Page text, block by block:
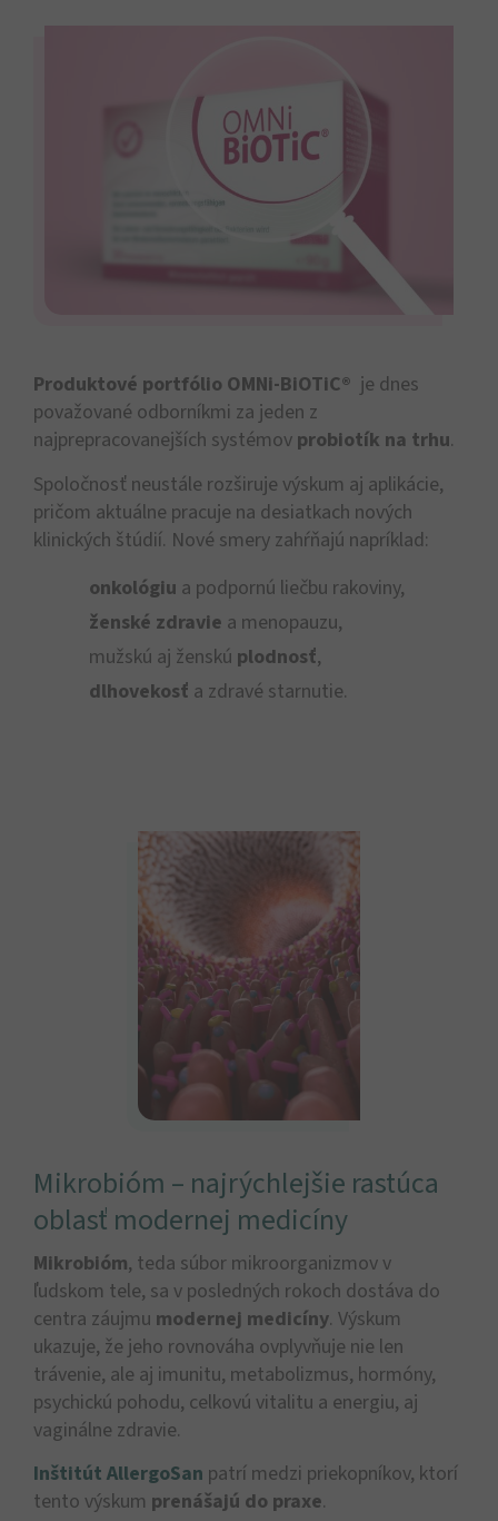
Produktové portfólio OMNi-BiOTiC® ​ je dnes
považované odborníkmi za jeden z
najprepracovanejších systémov probiotík na trhu.
Spoločnosť neustále rozširuje výskum aj aplikácie,
pričom aktuálne pracuje na desiatkach nových
klinických štúdií. Nové smery zahŕňajú napríklad:
onkológiu a podpornú liečbu rakoviny,
ženské zdravie a menopauzu,
mužskú aj ženskú plodnosť,
dlhovekosť a zdravé starnutie.
Mikrobióm – najrýchlejšie rastúca
oblasť modernej medicíny
Mikrobióm, teda súbor mikroorganizmov v
ľudskom tele, sa v posledných rokoch dostáva do
centra záujmu modernej medicíny. Výskum
ukazuje, že jeho rovnováha ovplyvňuje nie len
trávenie, ale aj imunitu, metabolizmus, hormóny,
psychickú pohodu, celkovú vitalitu a energiu, aj
vaginálne zdravie.
Inštitút AllergoSan patrí medzi priekopníkov, ktorí
tento výskum prenášajú do praxe.